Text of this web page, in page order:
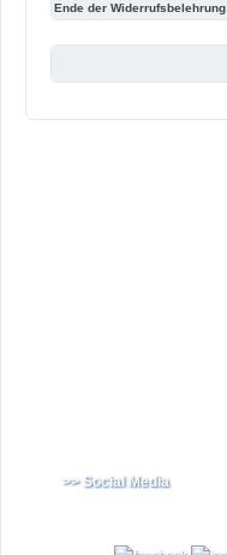
Ende der Widerrufsbelehrung
>> Social Media